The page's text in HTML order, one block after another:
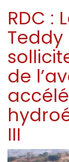
RDC :
de
III